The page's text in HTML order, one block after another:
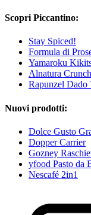
Scopri Piccantino:
Stay Spiced!
Formula di
Yamaroku
Alnatura
Rapunzel Dado
Nuovi prodotti:
Dolce Gusto
Dopper Carrier
Gozney
yfood Pasto da
Nescafé 2in1